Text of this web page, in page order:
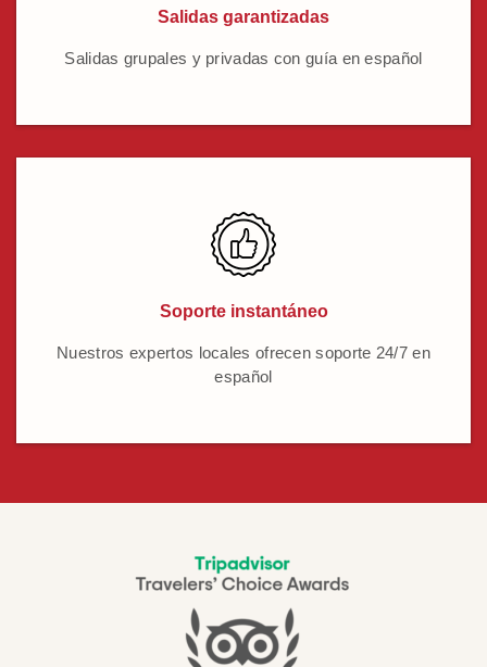
Salidas garantizadas
Salidas grupales y privadas con guía en español
Soporte instantáneo
Nuestros expertos locales ofrecen soporte 24/7 en
español